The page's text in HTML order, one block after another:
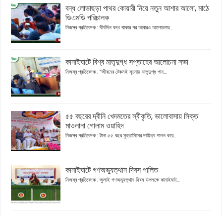
বন্ধ লোভাছড়া পাথর কোয়ারী নিয়ে নতুন আশার আলো, মাঠে
ডিএমডি পরিচালক
নিজস্ব প্রতিবেদক : দীর্ঘদিন বন্ধ থাকার পর আবারও আলোচনার...
কানাইঘাটে বিশ্ব মাতৃদুগ্ধ সপ্তাহের আলোচনা সভা
নিজস্ব প্রতিবেদক : “জীবনের টেকসই সূচনায় মাতৃদুগ্ধ পান...
৫৫ বছরের দ্বীনি খেদমতের স্বীকৃতি, ভালোবাসায় সিক্ত
মাওলানা গোলাম ওয়াহিদ
নিজস্ব প্রতিবেদক : টানা ৫৫ বছর মুহতামিমের দায়িত্ব পালন করে...
কানাইঘাটে গণঅভ্যুত্থান দিবস পালিত
নিজস্ব প্রতিবেদক : জুলাই গণঅভ্যুত্থান দিবস উপলক্ষে কানাইঘাট...